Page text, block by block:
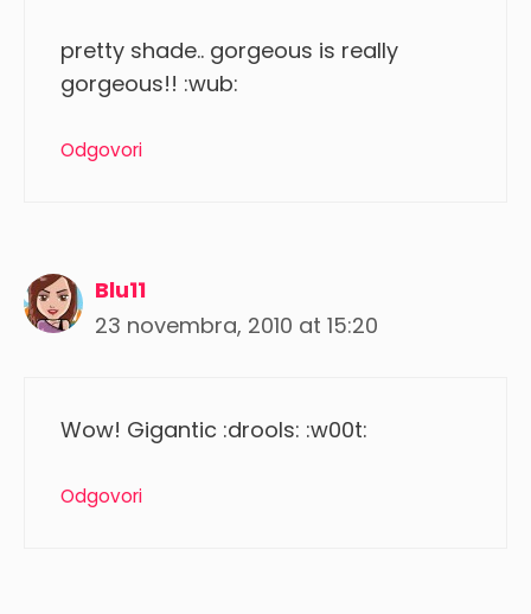
pretty shade.. gorgeous is really
gorgeous!! :wub:
Odgovori
Blu11
23 novembra, 2010 at 15:20
Wow! Gigantic :drools: :w00t:
Odgovori